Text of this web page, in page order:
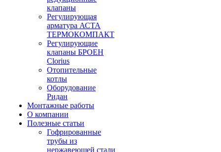
клапаны
Регулирующая
арматура АСТА
ТЕРМОКОМПАКТ
Регулирующие
клапаны БРОЕН
Clorius
Отопительные
котлы
Оборудование
Ридан
Монтажные работы
О компании
Полезные статьи
Гофрированные
трубы из
нержавеющей стали